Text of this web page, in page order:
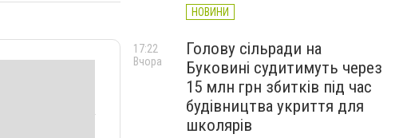
НОВИНИ
Голову сільради на
Буковині судитимуть через
15 млн грн збитків під час
будівництва укриття для
школярів
17:22
Вчора